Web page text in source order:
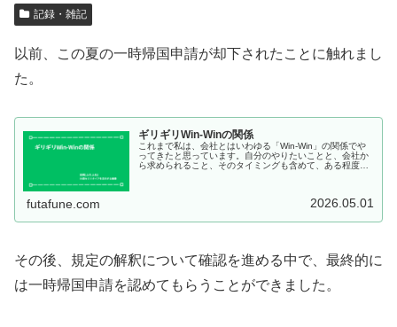
記録・雑記
以前、この夏の一時帰国申請が却下されたことに触れまし
た。
ギリギリWin-Winの関係
これまで私は、会社とはいわゆる「Win-Win」の関係でや
ってきたと思っています。自分のやりたいことと、会社か
ら求められること、そのタイミングも含めて、ある程度う
futafune.com 2026.05.01
その後、規定の解釈について確認を進める中で、最終的に
は一時帰国申請を認めてもらうことができました。